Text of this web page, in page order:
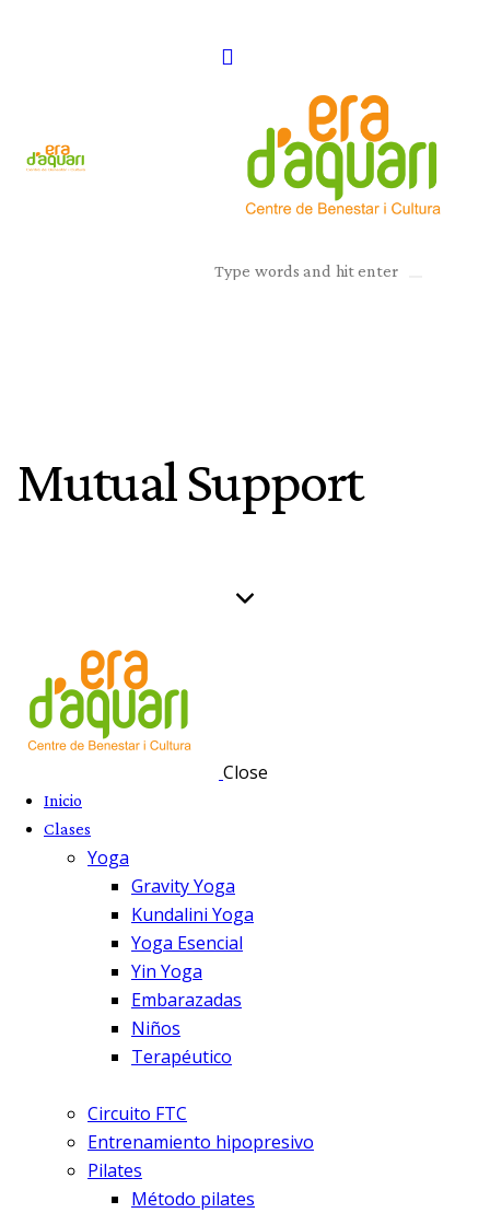
Mutual Support
Close
Inicio
Clases
Yoga
Gravity Yoga
Kundalini Yoga
Yoga Esencial
Yin Yoga
Embarazadas
Niños
Terapéutico
Circuito FTC
Entrenamiento hipopresivo
Pilates
Método pilates